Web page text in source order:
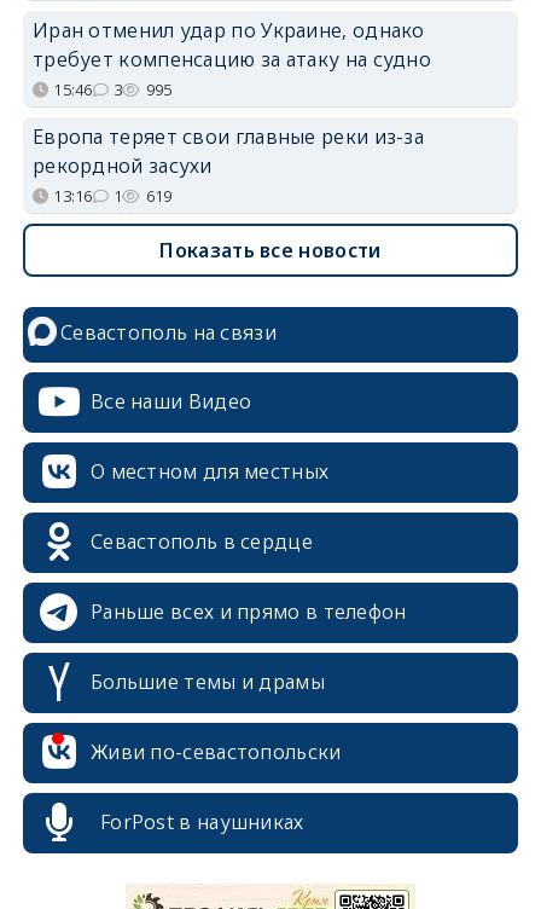
Иран отменил удар по Украине, однако
требует компенсацию за атаку на судно
15:46 3 995
Европа теряет свои главные реки из-за
рекордной засухи
13:16 1 619
Показать все новости
Севастополь на связи
Все наши Видео
О местном для местных
Севастополь в сердце
Раньше всех и прямо в телефон
Большие темы и драмы
Живи по-севастопольски
ForPost в наушниках
erid: 2SDnjcrDNw6